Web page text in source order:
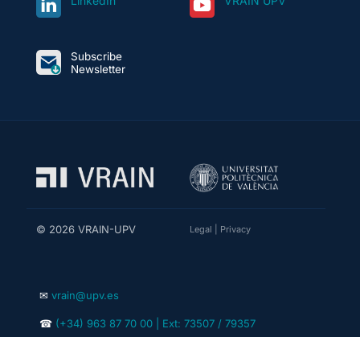
Subscribe
Newsletter
© 2026 VRAIN-UPV Legal Privacy
✉ vrain@upv.es
☎ (+34) 963 87 70 00 | Ext: 73507 / 79357